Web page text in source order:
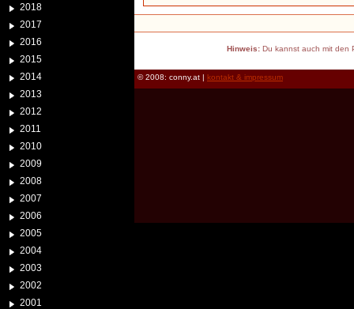
2018
2017
2016
2015
2014
2013
2012
2011
2010
2009
2008
2007
2006
2005
2004
2003
2002
2001
Hinweis:Du kannst auch mit den
© 2008: conny.at | kontakt & impressum